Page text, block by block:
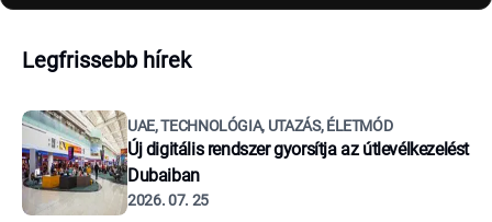
Legfrissebb hírek
UAE, TECHNOLÓGIA, UTAZÁS, ÉLETMÓD
Új digitális rendszer gyorsítja az útlevélkezelést
Dubaiban
2026. 07. 25